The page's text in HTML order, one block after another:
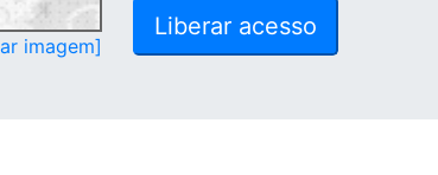
imagem]